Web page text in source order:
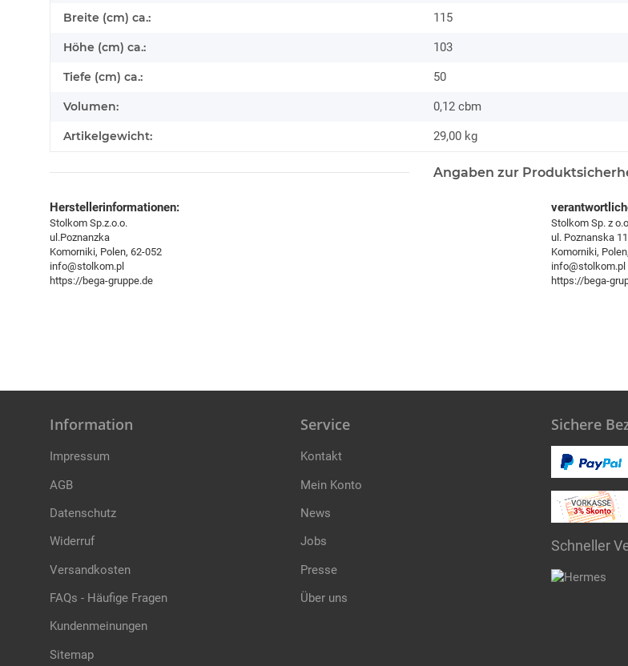
Breite (cm) ca.: 115
Höhe (cm) ca.: 103
Tiefe (cm) ca.: 50
Volumen: 0,12 cbm
Artikelgewicht: 29,00 kg
Angaben zur
Herstellerinformationen:
Stolkom Sp.z.o.o.
ul.Poznanzka
Komorniki, Polen, 62-052
info@stolkom.pl
https://bega-gruppe.de
Stolkom Sp. z
ul. Poznanska
Komorniki,
info@stolkom.pl
https://bega-
Information
Impressum
AGB
Datenschutz
Widerruf
Versandkosten
FAQs - Häufige Fragen
Kundenmeinungen
Sitemap
Service
Kontakt
Mein Konto
News
Jobs
Presse
Über uns
Sichere
Schneller